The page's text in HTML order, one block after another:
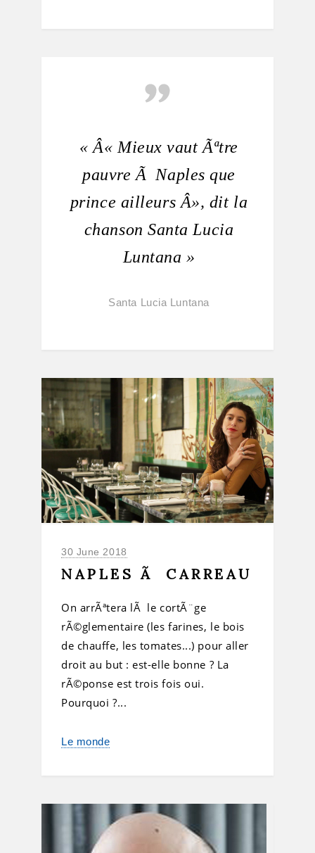
« Â« Mieux vaut Ãªtre
pauvre Ã Naples que
prince ailleurs Â», dit la
chanson Santa Lucia
Luntana »
Santa Lucia Luntana
30 June 2018
NAPLES Ã CARREAU
On arrÃªtera lÃ le cortÃ¨ge
rÃ©glementaire (les farines, le bois
de chauffe, les tomates...) pour aller
droit au but : est-elle bonne ? La
rÃ©ponse est trois fois oui.
Pourquoi ?...
Le monde